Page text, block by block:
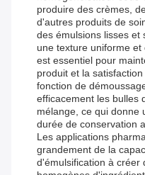
produire des crèmes,
d'autres produits de
des émulsions lisses et
une texture uniforme
est essentiel pour
produit et la
fonction de
efficacement les bulles
mélange, ce qui donne
durée de conservation
Les applications
grandement de la
d'émulsification à créer